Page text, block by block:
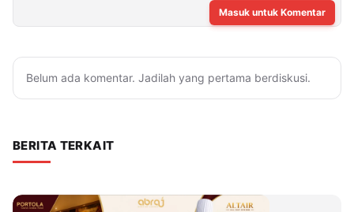
Masuk untuk Komentar
Belum ada komentar. Jadilah yang pertama berdiskusi.
BERITA TERKAIT